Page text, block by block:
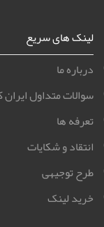
لینک های سریع
درباره ما
سوالات متداول ایران
تعرفه ها
انتقاد و شکایات
طرح توجیهی
خرید لینک